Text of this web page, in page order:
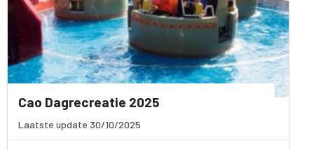
Cao Dagrecreatie 2025
Laatste update 30/10/2025